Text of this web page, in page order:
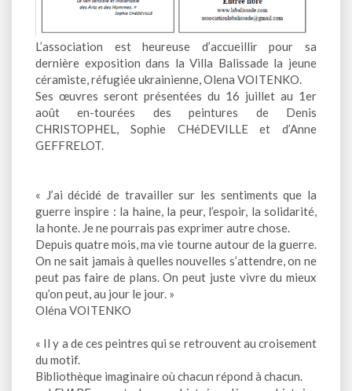
L’association est heureuse d’accueillir pour sa
dernière exposition dans la Villa Balissade la jeune
céramiste, réfugiée ukrainienne, Olena VOITENKO.
Ses œuvres seront présentées du 16 juillet au 1er
août en-tourées des peintures de Denis
CHRISTOPHEL, Sophie CHéDEVILLE et d’Anne
GEFFRELOT.
« J’ai décidé de travailler sur les sentiments que la
guerre inspire : la haine, la peur, l’espoir, la solidarité,
la honte. Je ne pourrais pas exprimer autre chose.
Depuis quatre mois, ma vie tourne autour de la guerre.
On ne sait jamais à quelles nouvelles s’attendre, on ne
peut pas faire de plans. On peut juste vivre du mieux
qu’on peut, au jour le jour. »
Oléna VOITENKO
« Il y a de ces peintres qui se retrouvent au croisement
du motif.
Bibliothèque imaginaire où chacun répond à chacun.